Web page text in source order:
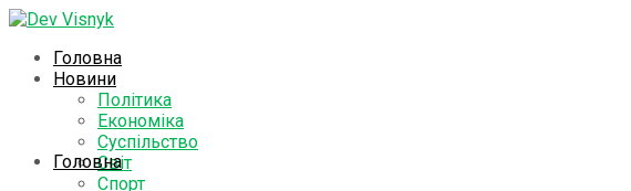
Головна
Новини
Політика
Економіка
Суспільство
Світ
Спорт
Головна